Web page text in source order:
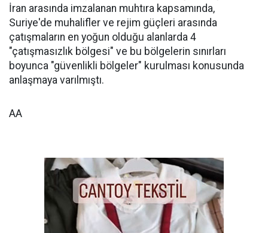
İran arasında imzalanan muhtıra kapsamında,
Suriye'de muhalifler ve rejim güçleri arasında
çatışmaların en yoğun olduğu alanlarda 4
"çatışmasızlık bölgesi" ve bu bölgelerin sınırları
boyunca "güvenlikli bölgeler" kurulması konusunda
anlaşmaya varılmıştı.
AA